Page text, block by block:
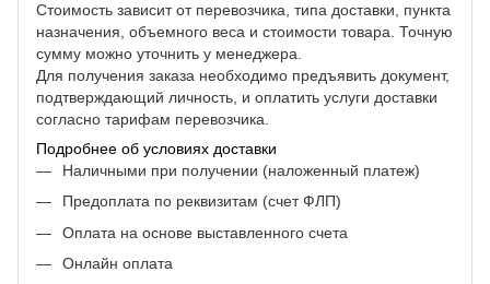
Стоимость зависит от перевозчика, типа доставки, пункта
назначения, объемного веса и стоимости товара. Точную
сумму можно уточнить у менеджера.
Для получения заказа необходимо предъявить документ,
подтверждающий личность, и оплатить услуги доставки
согласно тарифам перевозчика.
Подробнее об условиях доставки
Наличными при получении (наложенный платеж)
Предоплата по реквизитам (счет ФЛП)
Оплата на основе выставленного счета
Онлайн оплата